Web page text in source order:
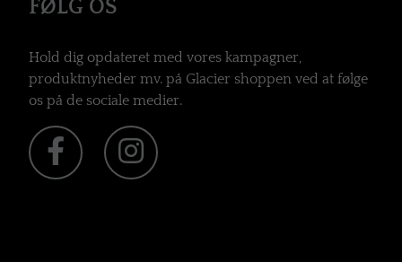
FØLG OS
Hold dig opdateret med vores kampagner,
produktnyheder mv. på Glacier shoppen ved at følge
os på de sociale medier.